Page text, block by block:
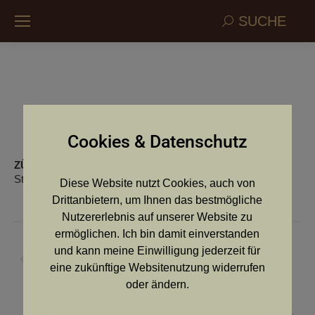
Search:SUCHE
ZÜCHTER:
St. Veit am Vogau
Kommentarnavigation
ZURÜCK
Vorheriger
Beitrag:
Imhof von
Cookies & Datenschutz
Diese Website nutzt Cookies, auch von
Drittanbietern, um Ihnen das bestmögliche
Nutzererlebnis auf unserer Website zu
ermöglichen. Ich bin damit einverstanden
und kann meine Einwilligung jederzeit für
eine zukünftige Websitenutzung widerrufen
oder ändern.